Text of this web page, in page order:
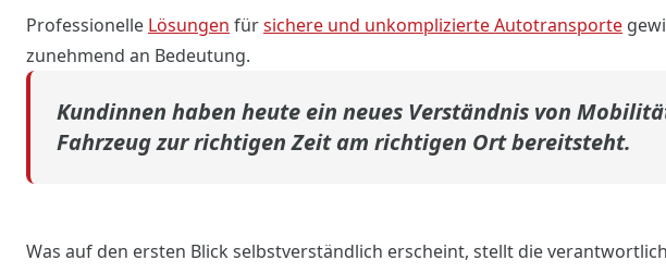
Professionelle Lösungen fürsichere und unkomplizierte Autotransporte
zunehmend an Bedeutung.
Kundinnen haben heute ein neues Verständnis von
Fahrzeug zur richtigen Zeit am richtigen Ort bereitsteht.
Was auf den ersten Blick selbstverständlich erscheint, stellt die